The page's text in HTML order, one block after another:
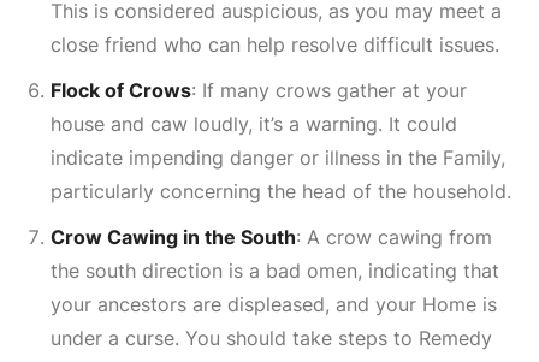
This is considered auspicious, as you may meet a
close friend who can help resolve difficult issues.
Flock of Crows: If many crows gather at your
house and caw loudly, it’s a warning. It could
indicate impending danger or illness in the Family,
particularly concerning the head of the household.
Crow Cawing in the South: A crow cawing from
the south direction is a bad omen, indicating that
your ancestors are displeased, and your Home is
under a curse. You should take steps to Remedy